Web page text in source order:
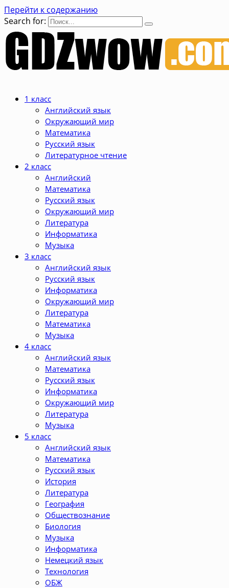
Перейти к содержанию
Search for:
1 класс
Английский язык
Окружающий мир
Математика
Русский язык
Литературное чтение
2 класс
Английский
Математика
Русский язык
Окружающий мир
Литература
Информатика
Музыка
3 класс
Английский язык
Русский язык
Информатика
Окружающий мир
Литература
Математика
Музыка
4 класс
Английский язык
Математика
Русский язык
Информатика
Окружающий мир
Литература
Музыка
5 класс
Английский язык
Математика
Русский язык
История
Литература
География
Обществознание
Биология
Музыка
Информатика
Немецкий язык
Технология
ОБЖ